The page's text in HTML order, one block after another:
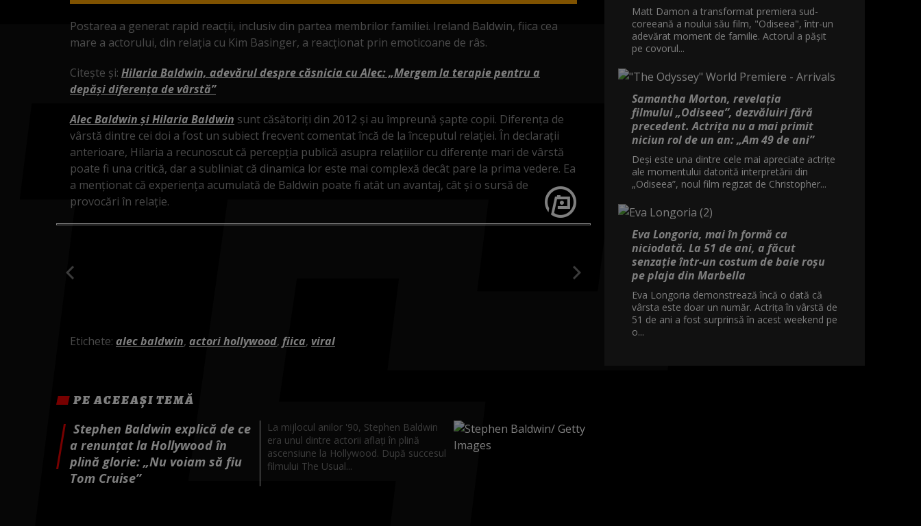
Postarea a generat rapid reacții, inclusiv din partea membrilor familiei. Ireland Baldwin, fiica cea
mare a actorului, din relația cu Kim Basinger, a reacționat prin emoticoane de râs.
Citește și: Hilaria Baldwin, adevărul despre căsnicia cu Alec: „Mergem la terapie pentru a
depăși diferența de vârstă”
Alec Baldwin și Hilaria Baldwin sunt căsătoriți din 2012 și au împreună șapte copii. Diferența de
vârstă dintre cei doi a fost un subiect frecvent comentat încă de la începutul relației. În declarații
anterioare, Hilaria a recunoscut că percepția publică asupra relațiilor cu diferențe mari de vârstă
poate fi una critică, dar a subliniat că dinamica lor este mai complexă decât pare la prima vedere. Ea
a menționat că experiența acumulată de Baldwin poate fi atât un avantaj, cât și o sursă de
provocări în relație.
Etichete: alec baldwin, actori hollywood, fiica, viral
Matt Damon a transformat premiera sud-
coreeană a noului său film, "Odiseea", într-un
adevărat moment de familie. Actorul a pășit
pe covorul...
Samantha Morton, revelația
filmului „Odiseea”, dezvăluiri fără
precedent. Actrița nu a mai primit
niciun rol de un an: „Am 49 de ani”
Deși este una dintre cele mai apreciate actrițe
ale momentului datorită interpretării din
„Odiseea”, noul film regizat de Christopher...
Eva Longoria, mai în formă ca
niciodată. La 51 de ani, a făcut
senzație într-un costum de baie roșu
pe plaja din Marbella
Eva Longoria demonstrează încă o dată că
vârsta este doar un număr. Actrița în vârstă de
51 de ani a fost surprinsă în acest weekend pe
o...
PE ACEEAȘI TEMĂ
Stephen Baldwin explică de ce
a renunțat la Hollywood în
plină glorie: „Nu voiam să fiu
Tom Cruise”
La mijlocul anilor '90, Stephen Baldwin
era unul dintre actorii aflați în plină
ascensiune la Hollywood. După succesul
filmului The Usual...